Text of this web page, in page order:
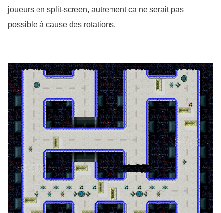
joueurs en split-screen, autrement ca ne serait pas
possible à cause des rotations.